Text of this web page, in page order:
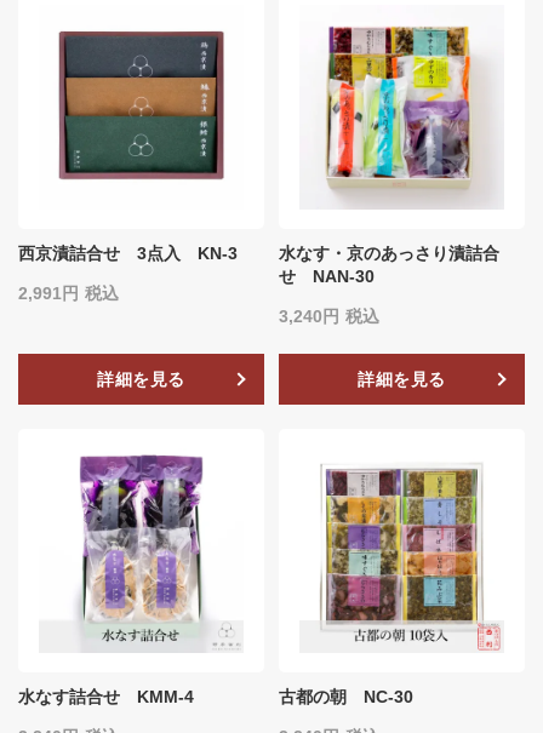
西京漬詰合せ 3点入 KN-3
2,991 税込
詳細を見る
水なす・京のあっさり漬詰合
せ NAN-30
3,240 税込
詳細を見る
水なす詰合せ KMM-4 古都の朝 NC-30